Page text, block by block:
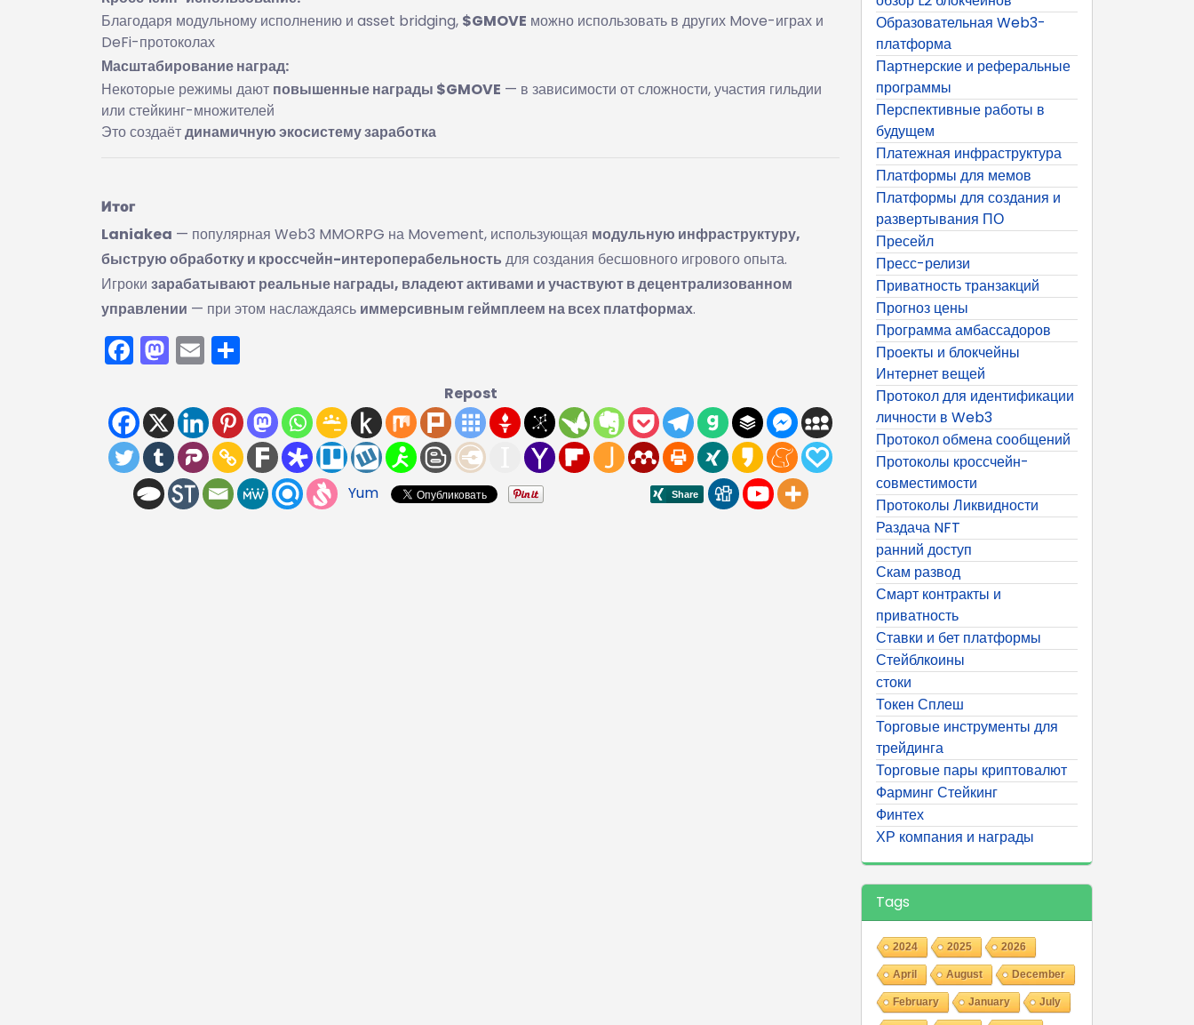
Благодаря модульному исполнению и asset bridging, $GMOVE можно использовать в других Move-играх и
DeFi-протоколах
Масштабирование наград:
Некоторые режимы дают повышенные награды $GMOVE — в зависимости от сложности, участия гильдии
или стейкинг-множителей
Это создаётдинамичную экосистему заработка
Итог
Laniakea — популярная Web3 MMORPG на Movement, использующая модульную инфраструктуру,
быструю обработку и кроссчейн-интероперабельность для создания бесшовного игрового опыта.
Игроки зарабатывают реальные награды, владеют активами и участвуют в децентрализованном
управлении — при этом наслаждаясь иммерсивным геймплеем на всех платформах.
Facebook
Mastodon
Email
Repost
Yum
Образовательная Web3-
платформа
Партнерские и реферальные
программы
Перспективные работы в
будущем
Платежная инфраструктура
Платформы для мемов
Платформы для создания и
развертывания ПО
Пресейл
Пресс-релизи
Приватность транзакций
Прогноз цены
Программа амбассадоров
Проекты и блокчейны
Интернет вещей
Протокол для идентификации
личности в Web3
Протокол обмена сообщений
Протоколы кроссчейн-
совместимости
Протоколы Ликвидности
Раздача NFT
ранний доступ
Скам развод
Смарт контракты и
приватность
Ставки и бет платформы
Стейблкоины
стоки
Токен Сплеш
Торговые инструменты для
трейдинга
Торговые пары криптовалют
Фарминг Стейкинг
Финтех
ХР компания и награды
Tags
2024 2025 2026
April August December
February January July